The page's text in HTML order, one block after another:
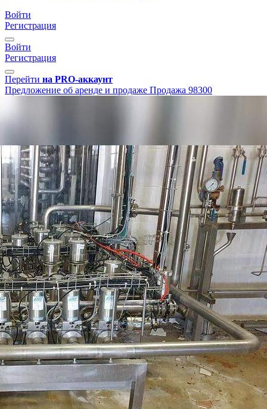
Войти
Регистрация
Войти
Регистрация
Перейти на PRO-аккаунт
Предложение об аренде и продаже Продажа 98300